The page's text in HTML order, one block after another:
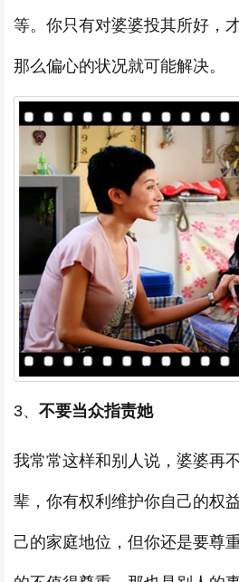
等。你只有对婆婆投其所好，
那么偏心的状况就可能解决。
3、 不要当众指责她
我常常这样和别人说，婆婆再
辈，你有权利维护你自己的权
己的家庭地位，但你还是要尊